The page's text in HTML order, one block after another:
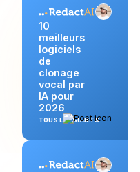
10
meilleurs
logiciels
de
clonage
vocal par
IA pour
2026
TOUS LES SUJETS